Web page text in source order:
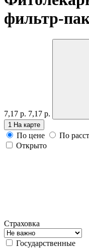
фильтр-
7,17 р. 7,17 р.
1 На карте
По цене
По
Открыто
Страховка
Государственные